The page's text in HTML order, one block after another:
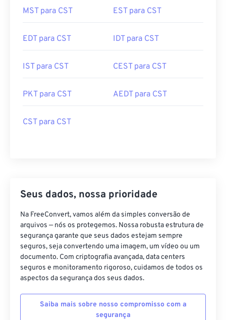
MST para CST EST para CST
EDT para CST IDT para CST
IST para CST CEST para CST
PKT para CST AEDT para CST
CST para CST
Seus dados, nossa prioridade
Na FreeConvert, vamos além da simples conversão de
arquivos — nós os protegemos. Nossa robusta estrutura de
segurança garante que seus dados estejam sempre
seguros, seja convertendo uma imagem, um vídeo ou um
documento. Com criptografia avançada, data centers
seguros e monitoramento rigoroso, cuidamos de todos os
aspectos da segurança dos seus dados.
Saiba mais sobre nosso compromisso com a
segurança